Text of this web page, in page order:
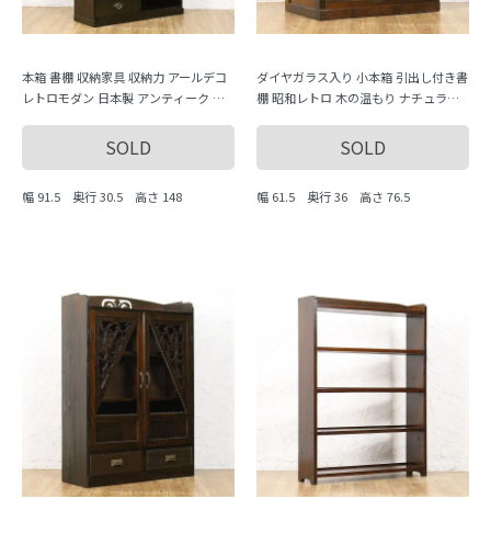
本箱 書棚 収納家具 収納力 アールデコ
レトロモダン 日本製 アンティーク 骨
SOLD
幅 91.5 奥行 30.5 高さ 148
ダイヤガラス入り 小本箱 引出し付き書
棚 昭和レトロ 木の温もり ナチュラル
SOLD
幅 61.5 奥行 36 高さ 76.5